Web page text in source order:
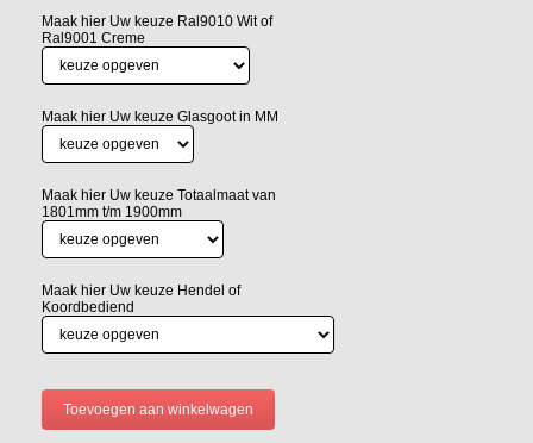
Maak hier Uw keuze Ral9010 Wit of
Ral9001 Creme
Maak hier Uw keuze Glasgoot in MM
Maak hier Uw keuze Totaalmaat van
1801mm t/m 1900mm
Maak hier Uw keuze Hendel of
Koordbediend